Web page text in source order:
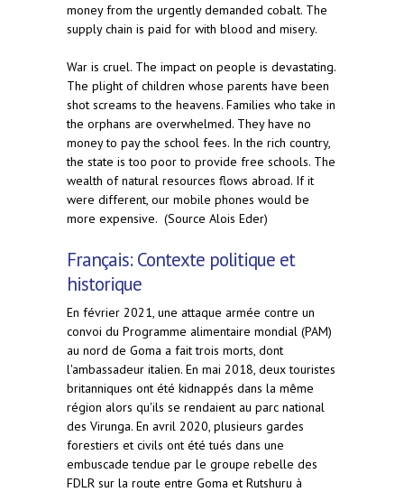
money from the urgently demanded cobalt. The
supply chain is paid for with blood and misery.
War is cruel. The impact on people is devastating.
The plight of children whose parents have been
shot screams to the heavens. Families who take in
the orphans are overwhelmed. They have no
money to pay the school fees. In the rich country,
the state is too poor to provide free schools. The
wealth of natural resources flows abroad. If it
were different, our mobile phones would be
more expensive. (Source Alois Eder)
Français: Contexte politique et
historique
En février 2021, une attaque armée contre un
convoi du Programme alimentaire mondial (PAM)
au nord de Goma a fait trois morts, dont
l'ambassadeur italien. En mai 2018, deux touristes
britanniques ont été kidnappés dans la même
région alors qu'ils se rendaient au parc national
des Virunga. En avril 2020, plusieurs gardes
forestiers et civils ont été tués dans une
embuscade tendue par le groupe rebelle des
FDLR sur la route entre Goma et Rutshuru à